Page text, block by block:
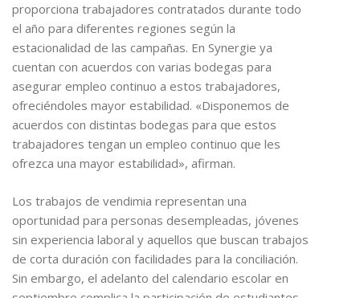
proporciona trabajadores contratados durante todo
el año para diferentes regiones según la
estacionalidad de las campañas. En Synergie ya
cuentan con acuerdos con varias bodegas para
asegurar empleo continuo a estos trabajadores,
ofreciéndoles mayor estabilidad. «Disponemos de
acuerdos con distintas bodegas para que estos
trabajadores tengan un empleo continuo que les
ofrezca una mayor estabilidad», afirman.
Los trabajos de vendimia representan una
oportunidad para personas desempleadas, jóvenes
sin experiencia laboral y aquellos que buscan trabajos
de corta duración con facilidades para la conciliación.
Sin embargo, el adelanto del calendario escolar en